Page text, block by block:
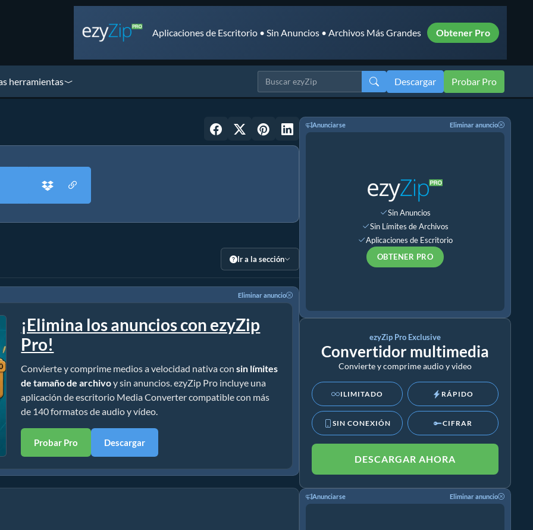
Aplicaciones de Escritorio • Sin Anuncios • Archivos Más Grandes Obtener Pro
herramientas Descargar Probar Pro
Ir a la sección
Eliminar anuncio
¡Elimina los anuncios con ezyZip
Pro!
Convierte y comprime medios a velocidad nativa consin límites
de tamaño de archivoy sin anuncios. ezyZip Pro incluye una
aplicación de escritorio Media Converter compatible con más
de 140 formatos de audio y vídeo.
Probar Pro Descargar
Anunciarse Eliminar anuncio
Sin Anuncios
Sin Límites de Archivos
Aplicaciones de Escritorio
OBTENER PRO
ezyZip Pro Exclusive
Convertidor multimedia
Convierte y comprime audio y video
ILIMITADO RÁPIDO
SIN CONEXIÓN CIFRAR
DESCARGAR AHORA
Anunciarse Eliminar anuncio